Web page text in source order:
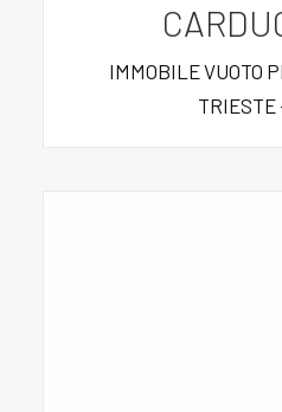
IMMOBILE VUOTO
TRIESTE